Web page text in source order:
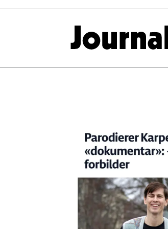
underholdning